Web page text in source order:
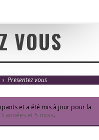
VOUS
› Presentez vous
et a été mis à jour pour la
années et 5 mois.